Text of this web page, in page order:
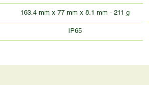
163.4 mm x 77 mm x 8.1 mm - 211 g
IP65